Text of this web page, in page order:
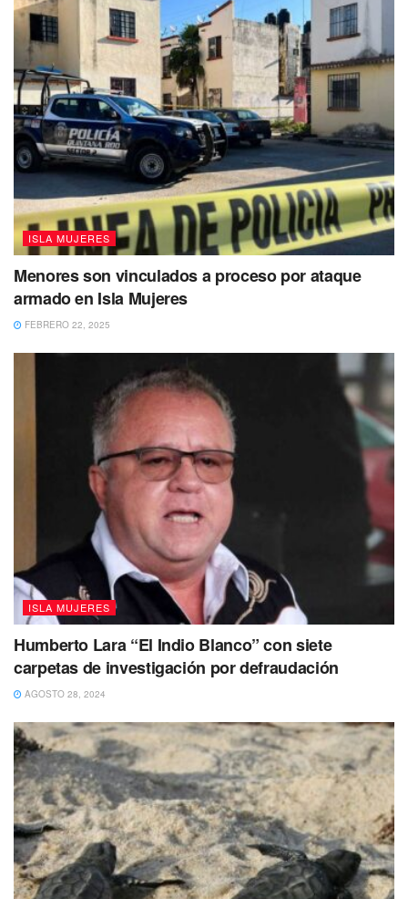
alta en todo Quintana Roo.
Cabe mencionar que para el Ayuntamiento de Isla
Mujeres, siempre ha sido una prioridad que las playas
estén limpias y seguras, por eso se mantienen activos los
operativos en este sentido.
No dejes de Leer
ISLA MUJERES
Menores son vinculados a proceso por ataque
armado en Isla Mujeres
FEBRERO 22, 2025
ISLA MUJERES
Humberto Lara “El Indio Blanco” con siete
carpetas de investigación por defraudación
AGOSTO 28, 2024